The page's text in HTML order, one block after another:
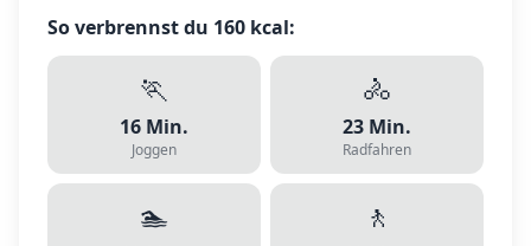
So verbrennst du 160 kcal:
🏃
16 Min.
Joggen
🚴
23 Min.
Radfahren
🏊 🚶